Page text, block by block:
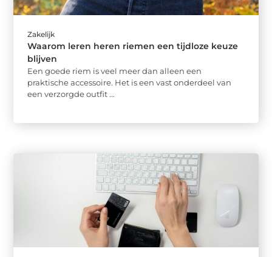
Zakelijk
Waarom leren heren riemen een tijdloze keuze
blijven
Een goede riem is veel meer dan alleen een
praktische accessoire. Het is een vast onderdeel van
een verzorgde outfit ...